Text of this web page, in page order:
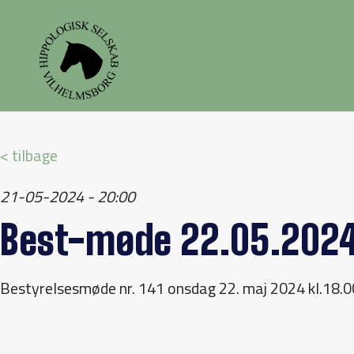
< tilbage
21-05-2024 - 20:00
Best-møde
Bestyrelsesmøde nr. 141 onsdag 22. maj 2024